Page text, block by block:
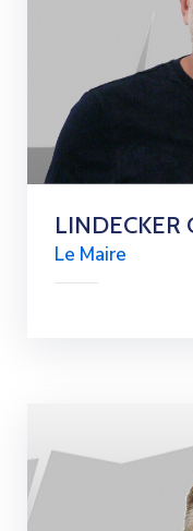
LINDECKER
Le Maire